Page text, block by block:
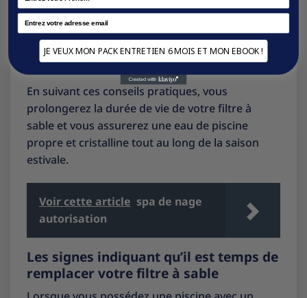
intempéries en utilisant une housse adaptée
lorsque la piscine n’est pas utilisée. Cela évitera
que des débris extérieurs ne pénètrent dans le
système et ne l’endommagent.
En suivant ces conseils pratiques, vous
prolongerez la durée de vie de votre filtre à
sable et vous assurerez une eau de piscine
propre et cristalline tout au long de la saison
estivale.
Voir cette article spa de nage
autorisation
Les signes indiquant qu’il est temps de
remplacer votre filtre à sable
Email
JE VEUX MON PACK ENTRETIEN 6 MOIS ET MON EBOOK !